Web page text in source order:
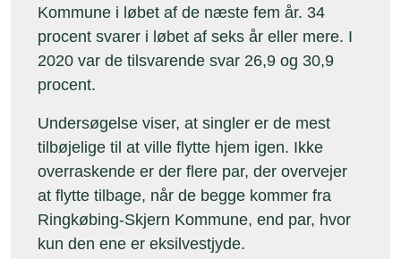
Kommune i løbet af de næste fem år. 34
procent svarer i løbet af seks år eller mere. I
2020 var de tilsvarende svar 26,9 og 30,9
procent.
Undersøgelse viser, at singler er de mest
tilbøjelige til at ville flytte hjem igen. Ikke
overraskende er der flere par, der overvejer
at flytte tilbage, når de begge kommer fra
Ringkøbing-Skjern Kommune, end par, hvor
kun den ene er eksilvestjyde.